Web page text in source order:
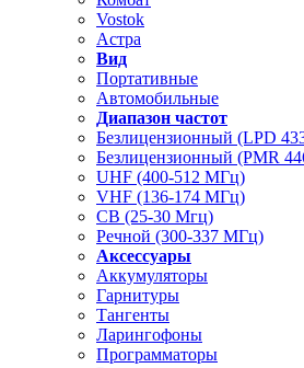
Vostok
Астра
Вид
Портативные
Автомобильные
Диапазон частот
Безлицензионный (LPD
Безлицензионный (PMR
UHF (400-512 МГц)
VHF (136-174 МГц)
CB (25-30 Мгц)
Речной (300-337 МГц)
Аксессуары
Аккумуляторы
Гарнитуры
Тангенты
Ларингофоны
Программаторы